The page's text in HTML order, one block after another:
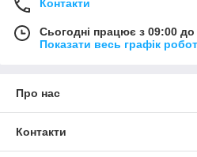
Контакти
Сьогодні працює з 09:00 до
Показати весь графік
Про нас
Контакти